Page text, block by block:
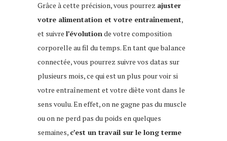
Grâce à cette précision, vous pourrez ajuster
votre alimentation et votre entraînement,
et suivre l’évolutionde votre composition
corporelle au fil du temps. En tant que balance
connectée, vous pourrez suivre vos datas sur
plusieurs mois, ce qui est un plus pour voir si
votre entraînement et votre diète vont dans le
sens voulu. En effet, on ne gagne pas du muscle
ou on ne perd pas du poids en quelques
semaines, c’est un travail sur le long terme